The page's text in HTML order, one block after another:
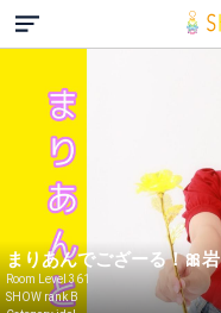
まりあんでござーる！🎀
Room Level 361
SHOW rank B